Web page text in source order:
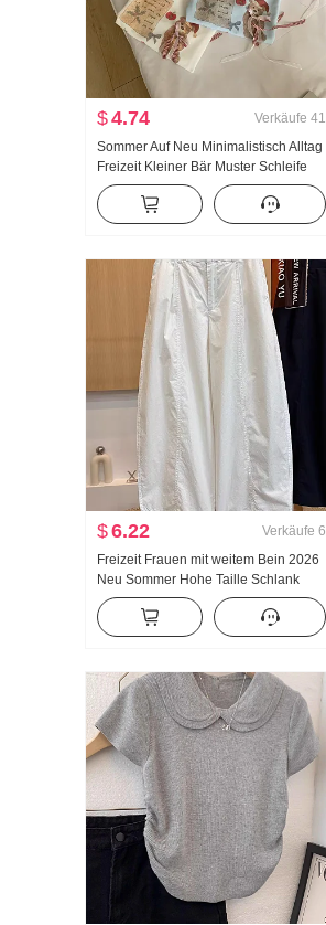
$4.74 Verkäufe 41
Sommer Auf Neu Minimalistisch Alltag
Freizeit Kleiner Bär Muster Schleife
Locker Nischenprodukt Kurzarm T-
Shirt Koreanischer Stil Strick Top
$6.22 Verkäufe 6
Freizeit Frauen mit weitem Bein 2026
Neu Sommer Hohe Taille Schlank
Große Größe Petite Minimalistisch
Locker Neun Punkte Machete Hosen